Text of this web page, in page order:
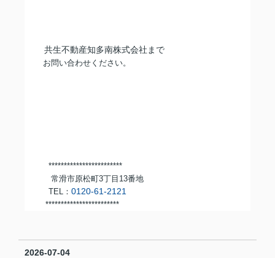
共生不動産知多南株式会社まで
お問い合わせください。
************************
常滑市原松町3丁目13番地
TEL： 0120-61-2121
************************
2026-07-04